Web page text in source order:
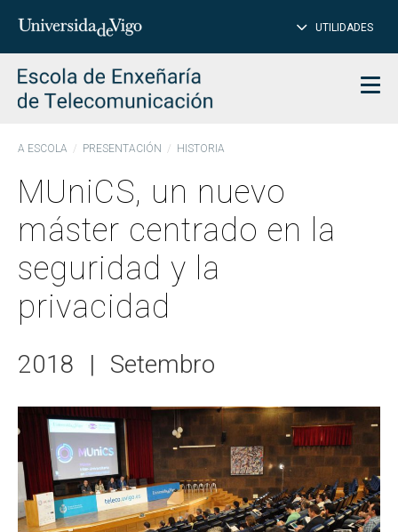
Insertar
para
buscar
UTILIDADES
A ESCOLA PRESENTACIÓN HISTORIA
MUniCS, un nuevo
máster centrado en la
seguridad y la
privacidad
2018 | Setembro